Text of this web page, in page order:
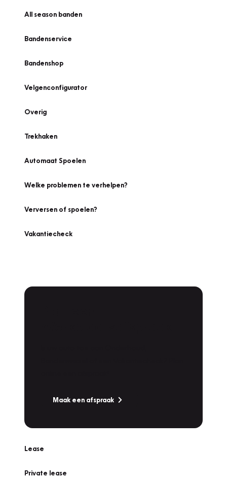
All season banden
Bandenservice
Bandenshop
Velgenconfigurator
Overig
Trekhaken
Automaat Spoelen
Welke problemen te verhelpen?
Verversen of spoelen?
Vakantiecheck
Maak een afspraak
Lease
Private lease